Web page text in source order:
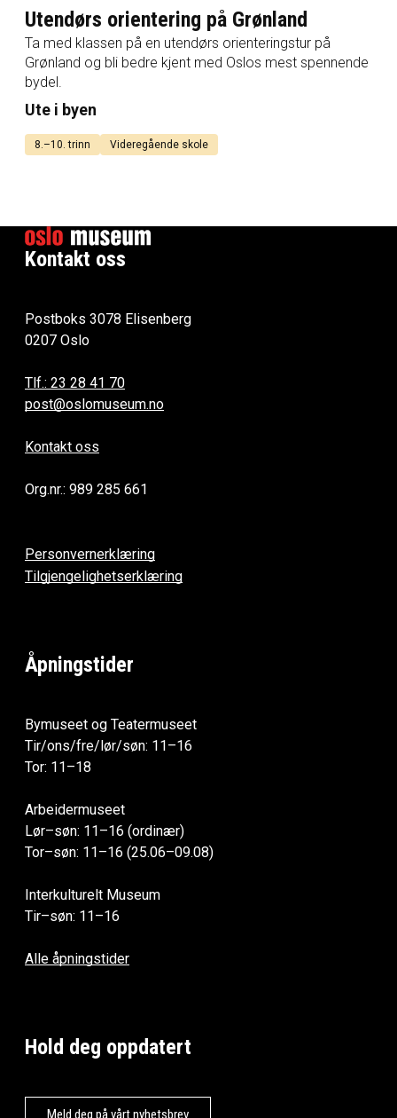
Utendørs orientering på Grønland
Ta med klassen på en utendørs orienteringstur på
Grønland og bli bedre kjent med Oslos mest spennende
bydel.
Ute i byen
8.–10. trinn Videregående skole
Kontakt oss
Postboks 3078 Elisenberg
0207 Oslo
Tlf.: 23 28 41 70
post@oslomuseum.no
Kontakt oss
Org.nr.: 989 285 661
Personvernerklæring
Tilgjengelighetserklæring
Åpningstider
Bymuseet og Teatermuseet
Tir/ons/fre/lør/søn: 11–16
Tor: 11–18
Arbeidermuseet
Lør–søn: 11–16 (ordinær)
Tor–søn: 11–16 (25.06–09.08)
Interkulturelt Museum
Tir–søn: 11–16
Alle åpningstider
Hold deg oppdatert
Meld deg på vårt nyhetsbrev